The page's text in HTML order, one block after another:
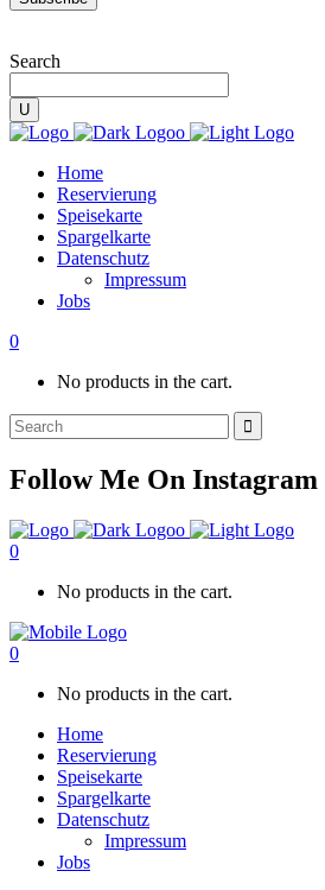
Search
Home
Reservierung
Speisekarte
Spargelkarte
Datenschutz
Impressum
Jobs
0
No products in the cart.
Search
for:
Follow Me On Instagram
0
No products in the cart.
0
No products in the cart.
Home
Reservierung
Speisekarte
Spargelkarte
Datenschutz
Impressum
Jobs